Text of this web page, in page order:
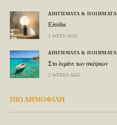
ΔΙΗΓΗΜΑΤΑ & ΠΟΙΗΜΑΤΑ
Ελπίδα
1 WEEK AGO
ΔΙΗΓΗΜΑΤΑ & ΠΟΙΗΜΑΤΑ
Στο λιμάνι των σκέψεων
2 WEEKS AGO
ΠΙΟ ΔΗΜΟΦΙΛΗ